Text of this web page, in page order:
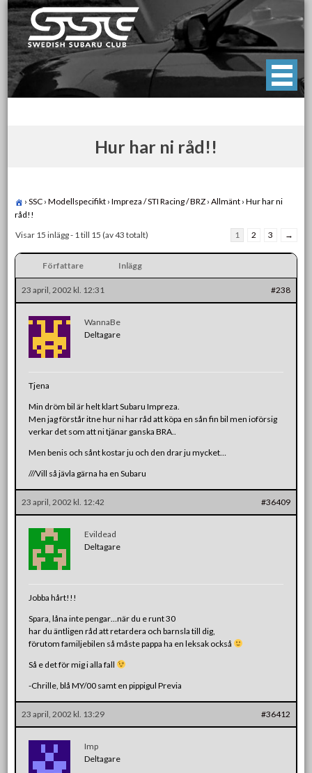
Skip
to
content
Swedish Subaru Club
För oss som älskar Subaru!
Hur har ni råd!!
› SSC › Modellspecifikt › Impreza / STI Racing / BRZ › Allmänt › Hur har ni
råd!!
Visar 15 inlägg - 1 till 15 (av 43 totalt)
1 2 3 →
Författare Inlägg
23 april, 2002 kl. 12:31 #238
WannaBe
Deltagare
Tjena
Min dröm bil är helt klart Subaru Impreza.
Men jag förstår itne hur ni har råd att köpa en sån fin bil men ioförsig
verkar det som att ni tjänar ganska BRA..
Men benis och sånt kostar ju och den drar ju mycket…
///Vill så jävla gärna ha en Subaru
23 april, 2002 kl. 12:42 #36409
Evildead
Deltagare
Jobba hårt!!!
Spara, låna inte pengar…när du e runt 30
har du äntligen råd att retardera och barnsla till dig,
förutom familjebilen så måste pappa ha en leksak också
Så e det för mig i alla fall
-Chrille, blå MY/00 samt en pippigul Previa
23 april, 2002 kl. 13:29 #36412
Imp
Deltagare